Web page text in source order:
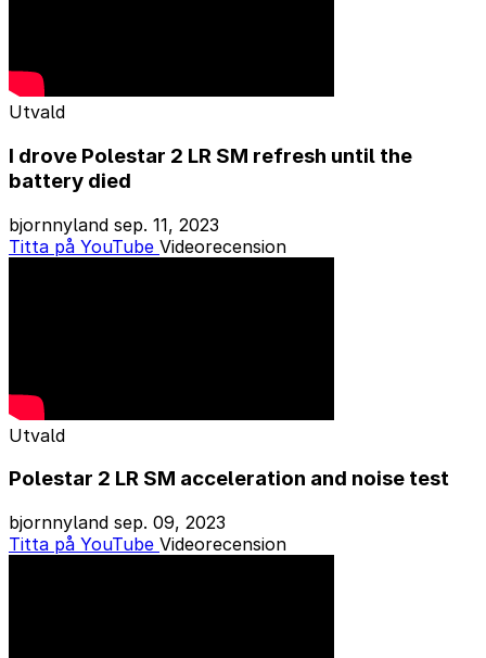
Utvald
I drove Polestar 2 LR SM refresh until the
battery died
bjornnyland sep. 11, 2023
Titta på YouTube Videorecension
Utvald
Polestar 2 LR SM acceleration and noise test
bjornnyland sep. 09, 2023
Titta på YouTube Videorecension